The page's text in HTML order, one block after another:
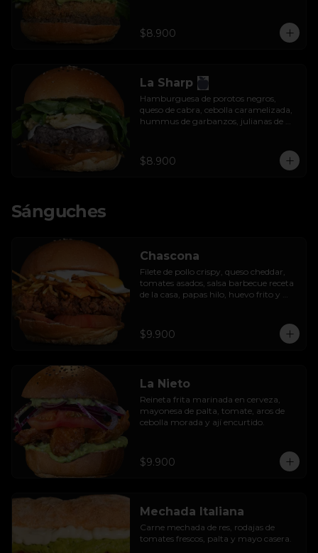
$8.900
La Sharp
Hamburguesa de porotos negros,
queso de cabra, cebolla caramelizada,
hummus de garbanzos, julianas de
$8.900
Sánguches
Chascona
Filete de pollo crispy, queso cheddar,
tomates asados, salsa barbecue receta
de la casa, papas hilo, huevo frito y
$9.900
La Nieto
Reineta frita marinada en cerveza,
mayonesa de palta, tomate, aros de
cebolla morada y ají encurtido.
$9.900
Mechada Italiana
Carne mechada de res, rodajas de
tomates frescos, palta y mayo casera.